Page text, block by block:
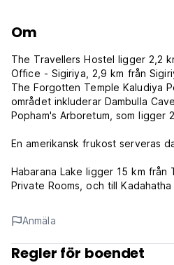
Om
The Travellers Hostel ligger 2,2
Office - Sigiriya, 2,9 km från
The Forgotten Temple Kaludiya
området inkluderar Dambulla
Popham's Arboretum, som ligger
En amerikansk frukost serveras
Habarana Lake ligger 15 km från
Private Rooms, och till
bort.
Villkor:
Avbokningsregler: 3 dagar före
Anmäla
Regler för boendet